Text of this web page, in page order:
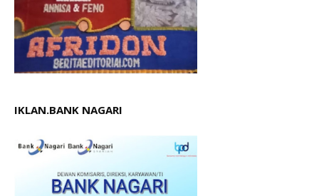
IKLAN.BANK NAGARI